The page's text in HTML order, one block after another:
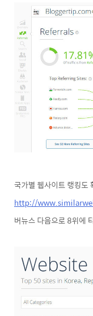
국가별 웹사이트 랭킹도
http://
버뉴스 다음으로 8위에